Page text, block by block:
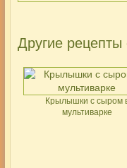
Другие рецепты
Крылышки с сыром
мультиварке